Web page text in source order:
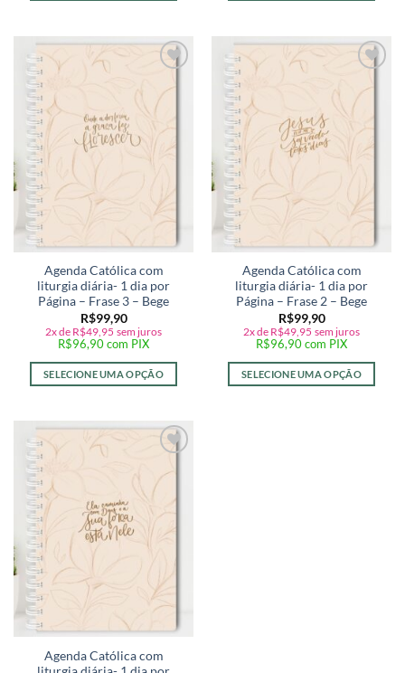
a lista de
desejos
Agenda Católica com
liturgia diária- 1 dia por
Página – Frase 3 – Bege
R$99,90
2x de R$49,95 sem juros
R$96,90com PIX
SELECIONE UMA OPÇÃO
a lista de
desejos
Agenda Católica com
liturgia diária- 1 dia por
Página – Frase 2 – Bege
R$99,90
2x de R$49,95 sem juros
R$96,90com PIX
SELECIONE UMA OPÇÃO
a lista de
desejos
Agenda Católica com